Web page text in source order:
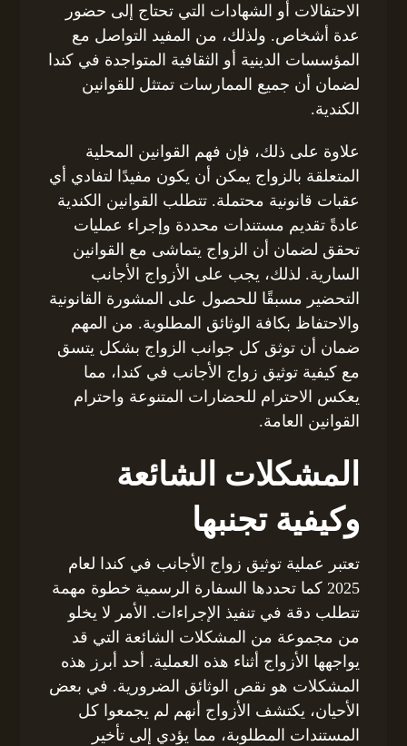
الاحتفالات أو الشهادات التي تحتاج إلى حضور
عدة أشخاص. ولذلك، من المفيد التواصل مع
المؤسسات الدينية أو الثقافية المتواجدة في كندا
لضمان أن جميع الممارسات تمتثل للقوانين
الكندية.
علاوة على ذلك، فإن فهم القوانين المحلية
المتعلقة بالزواج يمكن أن يكون مفيدًا لتفادي أي
عقبات قانونية محتملة. تتطلب القوانين الكندية
عادةً تقديم مستندات محددة وإجراء عمليات
تحقق لضمان أن الزواج يتماشى مع القوانين
السارية. لذلك، يجب على الأزواج الأجانب
التحضير مسبقًا للحصول على المشورة القانونية
والاحتفاظ بكافة الوثائق المطلوبة. من المهم
ضمان أن توثق كل جوانب الزواج بشكل يتسق
مع كيفية توثيق زواج الأجانب في كندا، مما
يعكس الاحترام للحضارات المتنوعة واحترام
القوانين العامة.
المشكلات الشائعة
وكيفية تجنبها
تعتبر عملية توثيق زواج الأجانب في كندا لعام
2025 كما تحددها السفارة الرسمية خطوة مهمة
تتطلب دقة في تنفيذ الإجراءات. الأمر لا يخلو
من مجموعة من المشكلات الشائعة التي قد
يواجهها الأزواج أثناء هذه العملية. أحد أبرز هذه
المشكلات هو نقص الوثائق الضرورية. في بعض
الأحيان، يكتشف الأزواج أنهم لم يجمعوا كل
المستندات المطلوبة، مما يؤدي إلى تأخير